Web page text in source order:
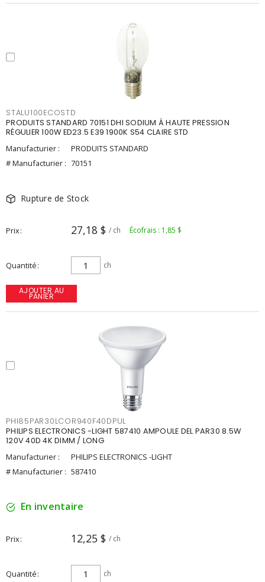
STALU100ECOSTD
PRODUITS STANDARD 70151 DHI SODIUM À HAUTE PRESSION
RÉGULIER 100W ED23.5 E39 1900K S54 CLAIRE STD
Manufacturier :
PRODUITS STANDARD
# Manufacturier : 70151
Rupture de Stock
Prix 27,18 $ / ch Écofrais : 1,85 $
Quantité ch
AJOUTER AU
PANIER
PHI85PAR30LCOR940F40DPUL
PHILIPS ELECTRONICS -LIGHT 587410 AMPOULE DEL PAR30 8.5W
120V 40D 4K DIMM / LONG
Manufacturier :
PHILIPS ELECTRONICS -LIGHT
# Manufacturier : 587410
En inventaire
Prix 12,25 $ / ch
Quantité ch